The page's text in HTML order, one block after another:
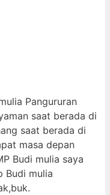
Pangururan
saat berada di
saat berada di
masa depan
Budi mulia saya
Budi mulia